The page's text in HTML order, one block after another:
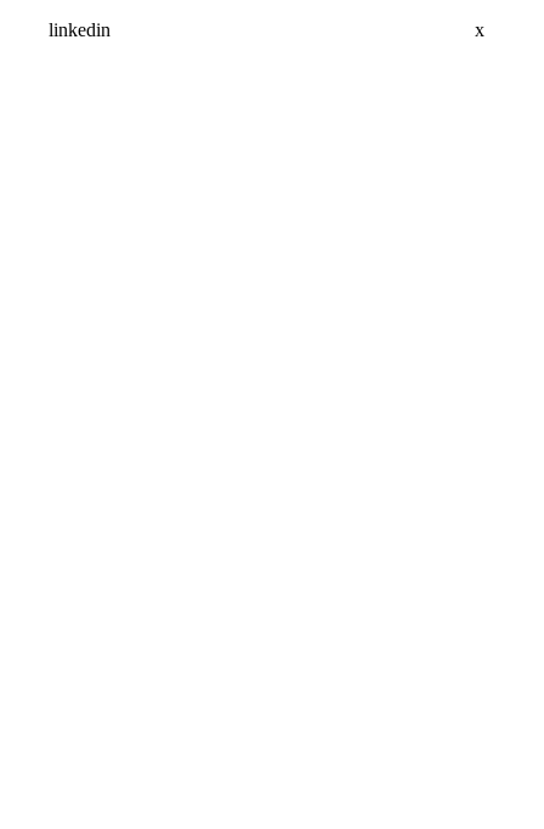
linkedin x